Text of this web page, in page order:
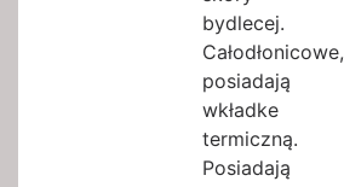
bydlecej.
Całodłonicowe,
posiadają
wkładke
termiczną.
Posiadają